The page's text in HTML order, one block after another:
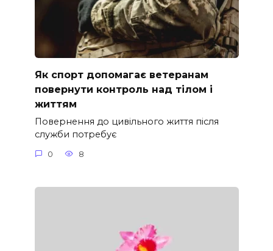
Як спорт допомагає ветеранам
повернути контроль над тілом і
життям
Повернення до цивільного життя після
служби потребує
0 8